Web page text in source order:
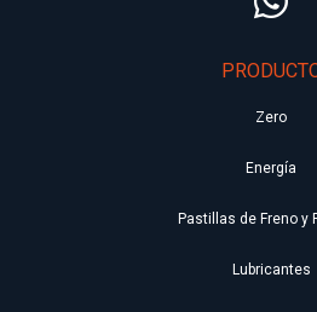
Zero
Energía
Pastillas de Freno y
Lubricantes